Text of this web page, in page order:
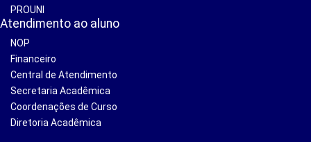
PROUNI
Atendimento ao aluno
NOP
Financeiro
Central de Atendimento
Secretaria Acadêmica
Coordenações de Curso
Diretoria Acadêmica